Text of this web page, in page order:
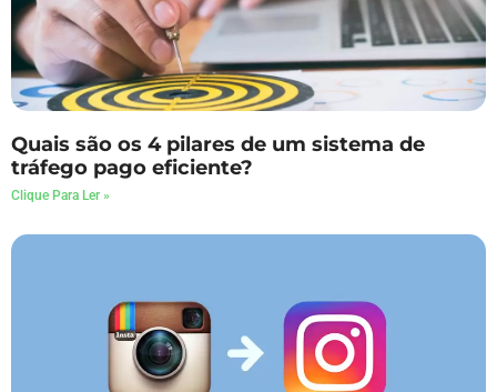
Quais são os 4 pilares de um sistema de
tráfego pago eficiente?
Clique Para Ler »